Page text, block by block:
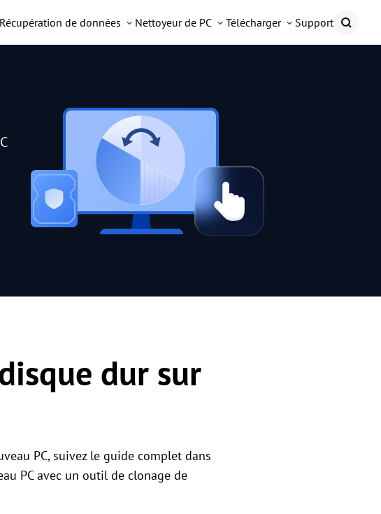
Récupération de données Nettoyeur de PC Télécharger Support
dur sur
PC, suivez le guide complet dans
PC avec un outil de clonage de